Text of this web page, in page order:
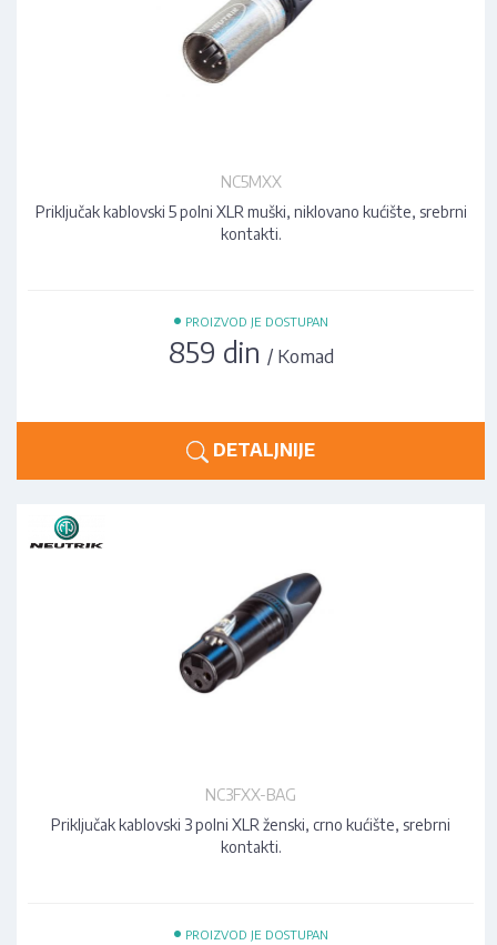
NC5MXX
Priključak kablovski 5 polni XLR muški, niklovano kućište, srebrni
kontakti.
• PROIZVOD JE DOSTUPAN
859 din / Komad
DETALJNIJE
NC3FXX-BAG
Priključak kablovski 3 polni XLR ženski, crno kućište, srebrni
kontakti.
• PROIZVOD JE DOSTUPAN